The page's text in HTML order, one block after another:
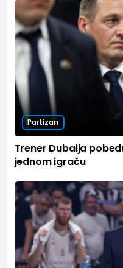
Partizan
Trener Dubaija
jednom igraču